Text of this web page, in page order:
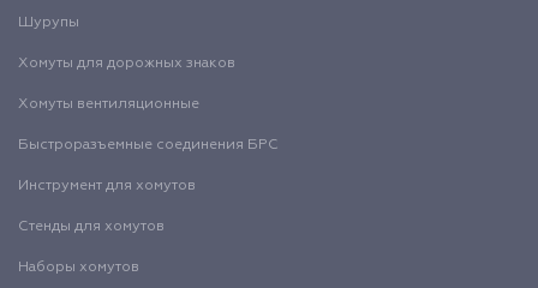
Шурупы
Хомуты для дорожных знаков
Хомуты вентиляционные
Быстроразъемные соединения БРС
Инструмент для хомутов
Стенды для хомутов
Наборы хомутов